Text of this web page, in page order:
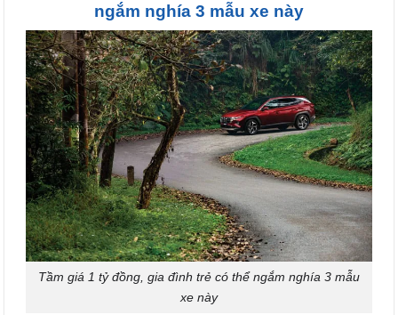
ngắm nghía 3 mẫu xe này
Tầm giá 1 tỷ đồng, gia đình trẻ có thể ngắm nghía 3 mẫu
xe này